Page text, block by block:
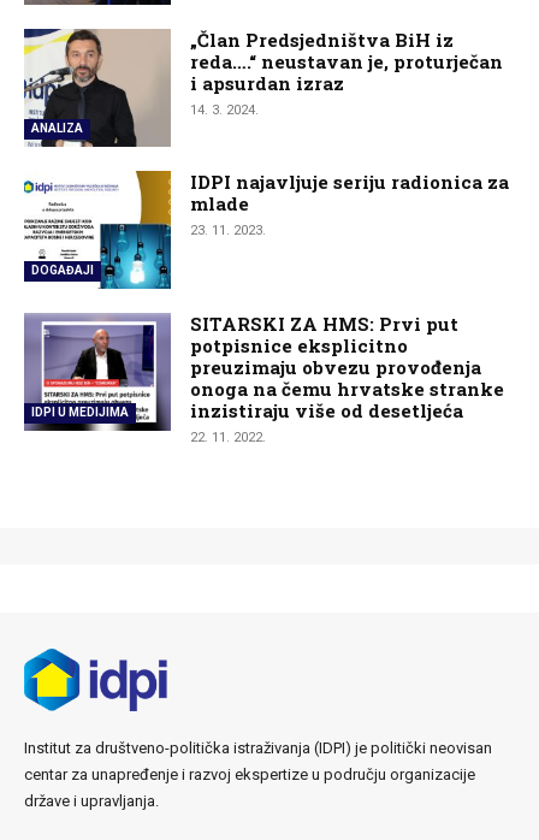
ANALIZA
„Član Predsjedništva BiH iz
reda….“ neustavan je, proturječan
i apsurdan izraz
14. 3. 2024.
DOGAĐAJI
IDPI najavljuje seriju radionica za
mlade
23. 11. 2023.
IDPI U MEDIJIMA
SITARSKI ZA HMS: Prvi put
potpisnice eksplicitno
preuzimaju obvezu provođenja
onoga na čemu hrvatske stranke
inzistiraju više od desetljeća
22. 11. 2022.
Institut za društveno-politička istraživanja (IDPI) je politički neovisan
centar za unapređenje i razvoj ekspertize u području organizacije
države i upravljanja.